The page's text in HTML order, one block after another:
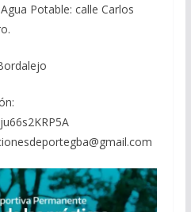
Potable: calle Carlos